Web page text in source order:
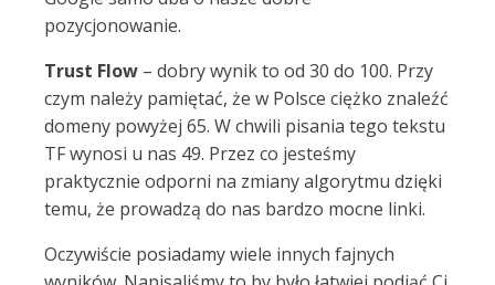
pozycjonowanie.
Trust Flow – dobry wynik to od 30 do 100. Przy
czym należy pamiętać, że w Polsce ciężko znaleźć
domeny powyżej 65. W chwili pisania tego tekstu
TF wynosi u nas 49. Przez co jesteśmy
praktycznie odporni na zmiany algorytmu dzięki
temu, że prowadzą do nas bardzo mocne linki.
Oczywiście posiadamy wiele innych fajnych